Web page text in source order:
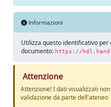
Informazioni
Utilizza questo identificativo
documento: https://
Attenzione
Attenzione! I dati visualizzati
validazione da parte dell'ateneo